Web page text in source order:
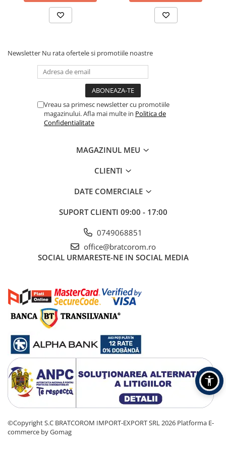
Newsletter Nu rata ofertele si promotiile noastre
Vreau sa primesc newsletter cu promotiile
magazinului. Afla mai multe in Politica de
Confidentialitate
MAGAZINUL MEU
CLIENTI
DATE COMERCIALE
SUPORT CLIENTI 09:00 - 17:00
0749068851
office@bratcorom.ro
SOCIAL URMARESTE-NE IN SOCIAL MEDIA
©Copyright S.C BRATCOROM IMPORT-EXPORT SRL 2026 Platforma E-
commerce by Gomag